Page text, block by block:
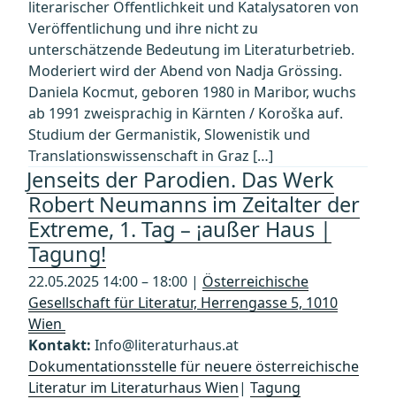
literarischer Öffentlichkeit und Katalysatoren von
Veröffentlichung und ihre nicht zu
unterschätzende Bedeutung im Literaturbetrieb.
Moderiert wird der Abend von Nadja Grössing.
Daniela Kocmut, geboren 1980 in Maribor, wuchs
ab 1991 zweisprachig in Kärnten / Koroška auf.
Studium der Germanistik, Slowenistik und
Translationswissenschaft in Graz […]
Jenseits der Parodien. Das Werk
Robert Neumanns im Zeitalter der
Extreme, 1. Tag – ¡außer Haus |
Tagung!
22.05.2025 14:00 – 18:00 | Österreichische
Gesellschaft für Literatur, Herrengasse 5, 1010
Wien
Kontakt: Info@literaturhaus.at
Dokumentationsstelle für neuere österreichische
Literatur im Literaturhaus Wien| Tagung